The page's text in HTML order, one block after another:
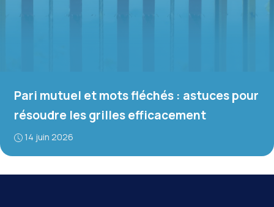
Pari mutuel et mots fléchés : astuces pour
résoudre les grilles efficacement
14 juin 2026